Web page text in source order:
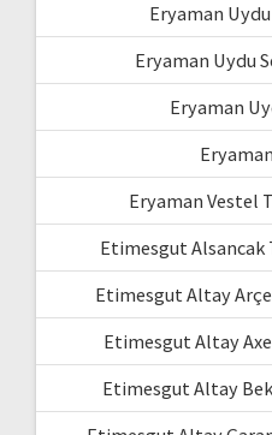
Eryaman
Eryaman Uydu
Eryaman
Eryaman Vestel
Etimesgut
Etimesgut Altay
Etimesgut Altay
Etimesgut Altay